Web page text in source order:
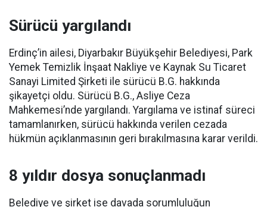
Sürücü yargılandı
Erdinç’in ailesi, Diyarbakır Büyükşehir Belediyesi, Park
Yemek Temizlik İnşaat Nakliye ve Kaynak Su Ticaret
Sanayi Limited Şirketi ile sürücü B.G. hakkında
şikayetçi oldu. Sürücü B.G., Asliye Ceza
Mahkemesi’nde yargılandı. Yargılama ve istinaf süreci
tamamlanırken, sürücü hakkında verilen cezada
hükmün açıklanmasının geri bırakılmasına karar verildi.
8 yıldır dosya sonuçlanmadı
Belediye ve şirket ise davada sorumluluğun